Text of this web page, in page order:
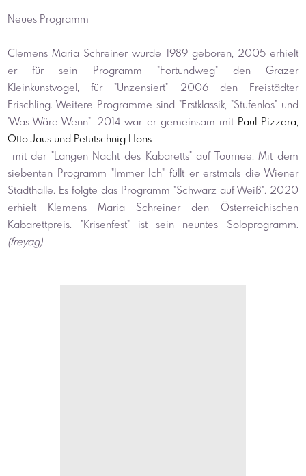
Neues Programm
Clemens Maria Schreiner wurde 1989 geboren, 2005 erhielt
er für sein Programm "Fortundweg" den Grazer
Kleinkunstvogel, für "Unzensiert" 2006 den Freistädter
Frischling. Weitere Programme sind "Erstklassik, "Stufenlos" und
"Was Wäre Wenn". 2014 war er gemeinsam mit Paul Pizzera,
Otto Jaus und Petutschnig Hons
siebenten Programm "Immer Ich" füllt er erstmals die Wiener
Stadthalle. Es folgte das Programm "Schwarz auf Weiß". 2020
erhielt Klemens Maria Schreiner den Österreichischen
(freyag)